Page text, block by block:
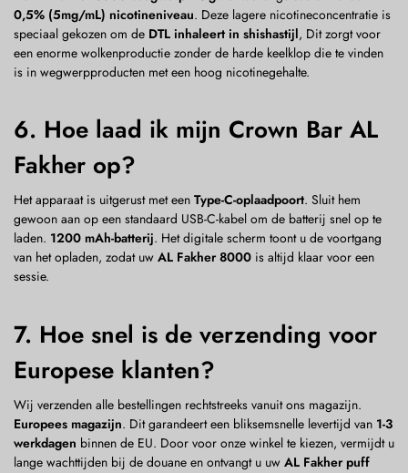
0,5% (5mg/mL) nicotineniveau. Deze lagere nicotineconcentratie is
speciaal gekozen om de DTL inhaleert in shishastijl, Dit zorgt voor
een enorme wolkenproductie zonder de harde keelklop die te vinden
is in wegwerpproducten met een hoog nicotinegehalte.
6. Hoe laad ik mijn Crown Bar AL
Fakher op?
Het apparaat is uitgerust met een Type-C-oplaadpoort. Sluit hem
gewoon aan op een standaard USB-C-kabel om de batterij snel op te
laden. 1200 mAh-batterij. Het digitale scherm toont u de voortgang
van het opladen, zodat uw AL Fakher 8000 is altijd klaar voor een
sessie.
7. Hoe snel is de verzending voor
Europese klanten?
Wij verzenden alle bestellingen rechtstreeks vanuit ons magazijn.
Europees magazijn. Dit garandeert een bliksemsnelle levertijd van 1-3
werkdagen binnen de EU. Door voor onze winkel te kiezen, vermijdt u
lange wachttijden bij de douane en ontvangt u uw AL Fakher puff